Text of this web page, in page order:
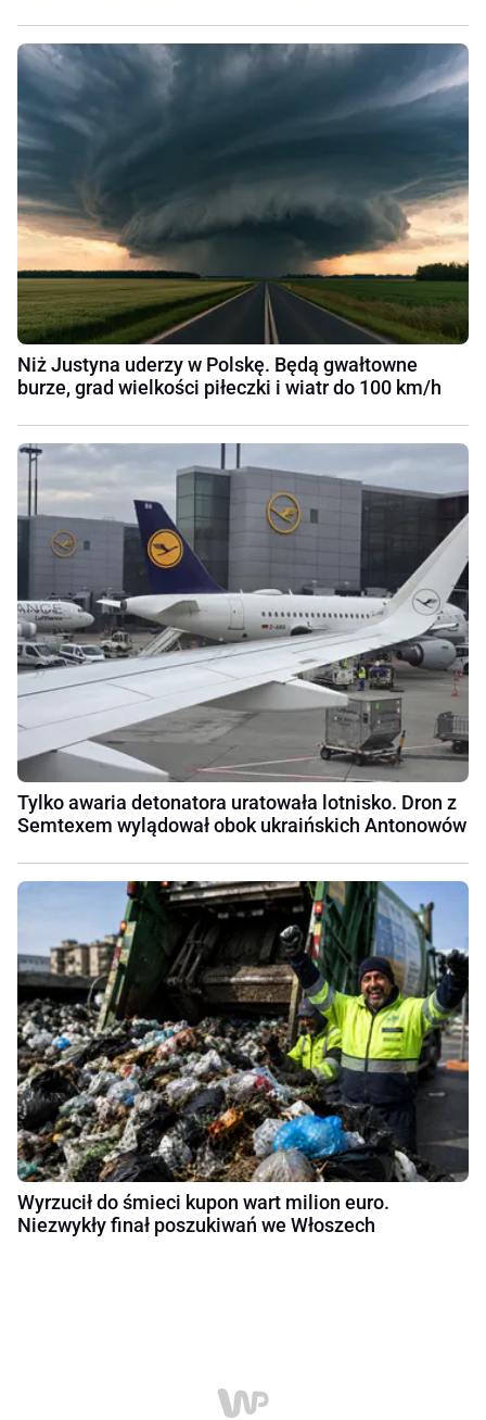
Niż Justyna uderzy w Polskę. Będą gwałtowne
burze, grad wielkości piłeczki i wiatr do 100 km/h
Tylko awaria detonatora uratowała lotnisko. Dron z
Semtexem wylądował obok ukraińskich Antonowów
Wyrzucił do śmieci kupon wart milion euro.
Niezwykły finał poszukiwań we Włoszech